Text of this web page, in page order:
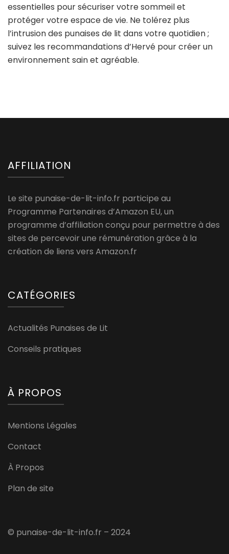
essentielles pour sécuriser votre sommeil et
protéger votre espace de vie. Ne tolérez plus
l’intrusion des punaises de lit dans votre quotidien ;
suivez les recommandations d’Hervé pour créer un
environnement sain et agréable.
AFFILIATION
Le site punaise-de-lit-info.fr participe au
Programme Partenaires d’Amazon EU, un
programme d’affiliation conçu pour permettre à des
sites de percevoir une rémunération grâce à la
création de liens vers Amazon.fr
CATÉGORIES
Actualités Punaises de Lit
Conseils pratiques
À PROPOS
Mentions Légales
Contact
À Propos
Plan de site
© punaise-de-lit-info.fr – 2024